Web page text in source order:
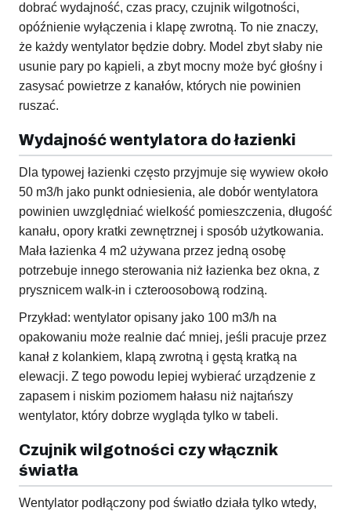
dobrać wydajność, czas pracy, czujnik wilgotności,
opóźnienie wyłączenia i klapę zwrotną. To nie znaczy,
że każdy wentylator będzie dobry. Model zbyt słaby nie
usunie pary po kąpieli, a zbyt mocny może być głośny i
zasysać powietrze z kanałów, których nie powinien
ruszać.
Wydajność wentylatora do łazienki
Dla typowej łazienki często przyjmuje się wywiew około
50 m3/h jako punkt odniesienia, ale dobór wentylatora
powinien uwzględniać wielkość pomieszczenia, długość
kanału, opory kratki zewnętrznej i sposób użytkowania.
Mała łazienka 4 m2 używana przez jedną osobę
potrzebuje innego sterowania niż łazienka bez okna, z
prysznicem walk-in i czteroosobową rodziną.
Przykład: wentylator opisany jako 100 m3/h na
opakowaniu może realnie dać mniej, jeśli pracuje przez
kanał z kolankiem, klapą zwrotną i gęstą kratką na
elewacji. Z tego powodu lepiej wybierać urządzenie z
zapasem i niskim poziomem hałasu niż najtańszy
wentylator, który dobrze wygląda tylko w tabeli.
Czujnik wilgotności czy włącznik
światła
Wentylator podłączony pod światło działa tylko wtedy,